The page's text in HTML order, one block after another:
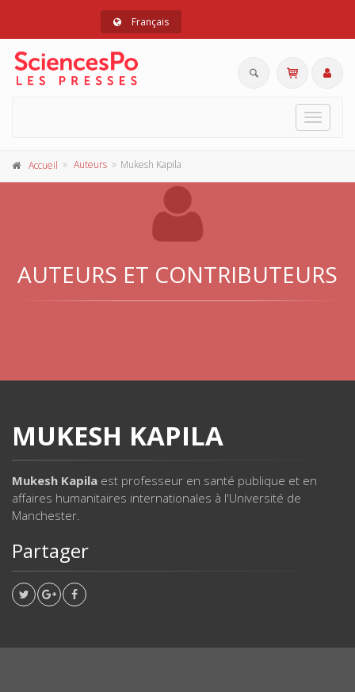
Français
Toggle
Accueil Auteurs Mukesh Kapila
AUTEURS ET CONTRIBUTEURS
MUKESH KAPILA
Mukesh Kapila est professeur en santé publique et en
affaires humanitaires internationales à l'Université de
Manchester.
Partager